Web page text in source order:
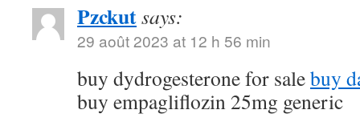
Pzckutsays:
29 août 2023 at 12 h 56 min
buy dydrogesterone for salebuy
buy empagliflozin 25mg generic